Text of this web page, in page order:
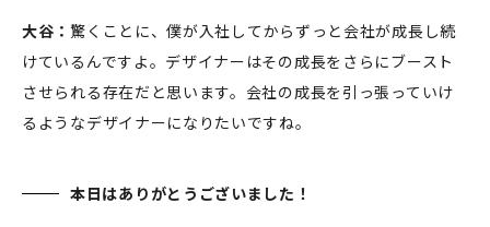
大谷：驚くことに、僕が入社してからずっと会社が成長し続
けているんですよ。デザイナーはその成長をさらにブースト
させられる存在だと思います。会社の成長を引っ張っていけ
るようなデザイナーになりたいですね。
本日はありがとうございました！